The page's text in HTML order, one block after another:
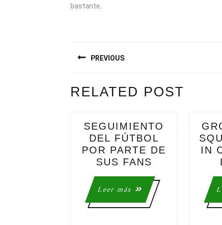
bastante.
DE
ENTRADAS
PREVIOUS
post:
RELATED POST
SEGUIMIENTO
DEL FÚTBOL
POR PARTE DE
SUS FANS
FÚTBOL
POR
Leer más
Leer
más
IN